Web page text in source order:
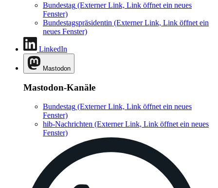
Bundestag (Externer Link, Link öffnet ein neues
Fenster)
Bundestagspräsidentin (Externer Link, Link öffnet ein
neues Fenster)
LinkedIn
Mastodon
Mastodon-Kanäle
Bundestag (Externer Link, Link öffnet ein neues
Fenster)
hib-Nachrichten (Externer Link, Link öffnet ein neues
Fenster)